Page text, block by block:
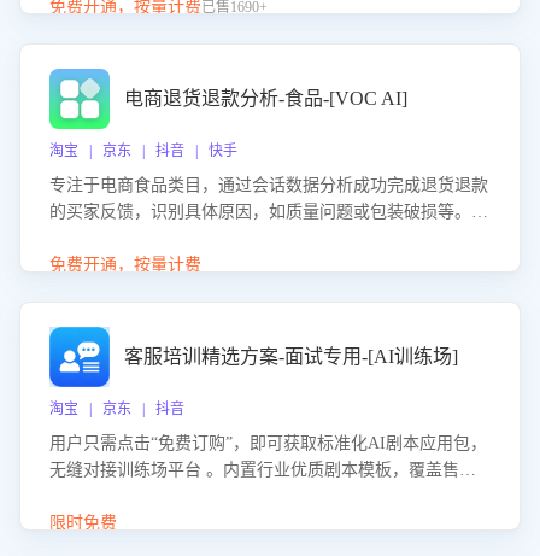
议，助力商家优化产品或服务，实现销售额的显著提升。
免费开通，按量计费已售1690+
电商退货退款分析-食品-[VOC AI]
淘宝 | 京东 | 抖音 | 快手
专注于电商食品类目，通过会话数据分析成功完成退货退款
的买家反馈，识别具体原因，如质量问题或包装破损等。结
商家降低退款率，提升售后效率。
免费开通，按量计费
客服培训精选方案-面试专用-[AI训练场]
淘宝 | 京东 | 抖音
用户只需点击“免费订购”，即可获取标准化AI剧本应用包，
无缝对接训练场平台 。内置行业优质剧本模板，覆盖售前
初始化时间，助力企业快速启动智能客服训练
限时免费